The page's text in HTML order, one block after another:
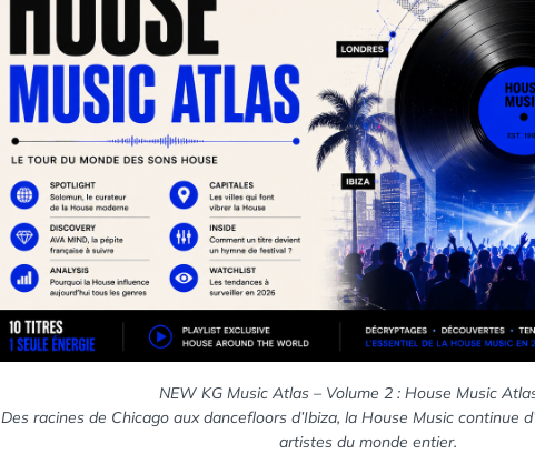
NEW KG Music Atlas – Volume 2 : House Music
Des racines de Chicago aux dancefloors d’Ibiza, la House Music continue
artistes du monde entier.